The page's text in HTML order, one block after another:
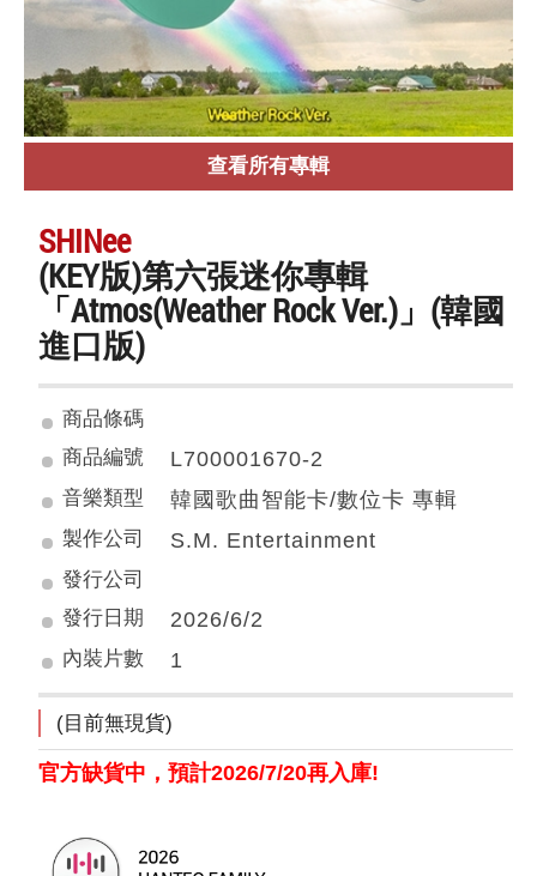
查看所有專輯
SHINee
(KEY版)第六張迷你專輯
「Atmos(Weather Rock Ver.)」(韓國
進口版)
商品條碼
商品編號
L700001670-2
音樂類型 韓國歌曲智能卡/數位卡 專輯
製作公司 S.M. Entertainment
發行公司
發行日期
2026/6/2
內裝片數 1
(目前無現貨)
官方缺貨中，預計2026/7/20再入庫!